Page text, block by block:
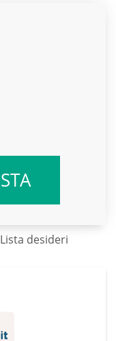
Lista desideri